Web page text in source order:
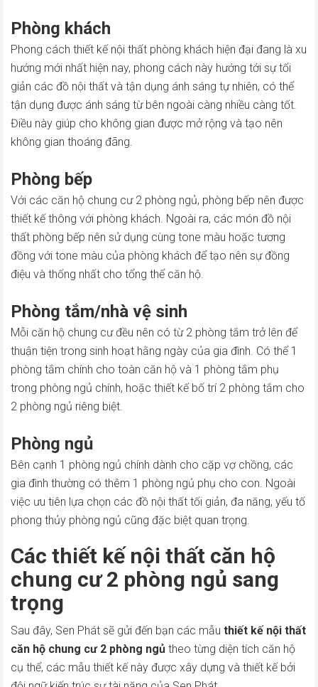
Phòng khách
Phong cách thiết kế nội thất phòng khách hiện đại đang là xu
hướng mới nhất hiện nay, phong cách này hướng tới sự tối
giản các đồ nội thất và tận dụng ánh sáng tự nhiên, có thể
tận dụng được ánh sáng từ bên ngoài càng nhiều càng tốt.
Điều này giúp cho không gian được mở rộng và tạo nên
không gian thoáng đãng.
Phòng bếp
Với các căn hộ chung cư 2 phòng ngủ, phòng bếp nên được
thiết kế thông với phòng khách. Ngoài ra, các món đồ nội
thất phòng bếp nên sử dụng cùng tone màu hoặc tương
đồng với tone màu của phòng khách để tạo nên sự đồng
điệu và thống nhất cho tổng thể căn hộ.
Phòng tắm/nhà vệ sinh
Mỗi căn hộ chung cư đều nên có từ 2 phòng tắm trở lên để
thuận tiện trong sinh hoạt hằng ngày của gia đình. Có thể 1
phòng tắm chính cho toàn căn hộ và 1 phòng tắm phụ
trong phòng ngủ chính, hoặc thiết kế bố trí 2 phòng tắm cho
2 phòng ngủ riêng biệt.
Phòng ngủ
Bên cạnh 1 phòng ngủ chính dành cho cặp vợ chồng, các
gia đình thường có thêm 1 phòng ngủ phụ cho con. Ngoài
việc ưu tiên lựa chọn các đồ nội thất tối giản, đa năng, yếu tố
phong thủy phòng ngủ cũng đặc biệt quan trọng.
Các thiết kế nội thất căn hộ
chung cư 2 phòng ngủ sang
trọng
Sau đây, Sen Phát sẽ gửi đến bạn các mẫu thiết kế nội thất
căn hộ chung cư 2 phòng ngủ theo từng diện tích căn hộ
cụ thể, các mẫu thiết kế này được xây dựng và thiết kế bởi